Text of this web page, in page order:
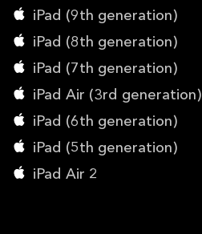
iPad (9th generation)
iPad (8th generation)
iPad (7th generation)
iPad Air (3rd generation)
iPad (6th generation)
iPad (5th generation)
iPad Air 2